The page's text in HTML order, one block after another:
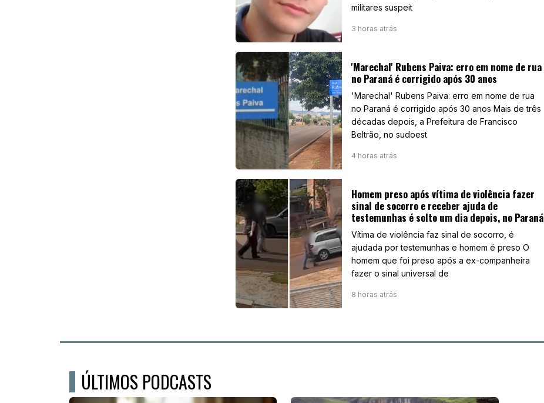
militares suspeit
3 horas atrás
'Marechal' Rubens Paiva: erro em nome de rua
no Paraná é corrigido após 30 anos
'Marechal' Rubens Paiva: erro em nome de rua
no Paraná é corrigido após 30 anos Mais de três
décadas depois, a Prefeitura de Francisco
Beltrão, no sudoest
4 horas atrás
Homem preso após vítima de violência fazer
sinal de socorro e receber ajuda de
testemunhas é solto um dia depois, no Paraná
Vítima de violência faz sinal de socorro, é
ajudada por testemunhas e homem é preso O
homem que foi preso após a ex-companheira
fazer o sinal universal de
8 horas atrás
ÚLTIMOS PODCASTS